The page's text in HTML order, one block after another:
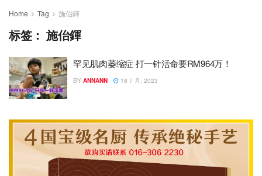
Home Tag 施佁鍕
标签：施佁鍕
罕见肌肉萎缩症 打一针活命要RM964万！
BY ANNANN 18 7 月, 2023